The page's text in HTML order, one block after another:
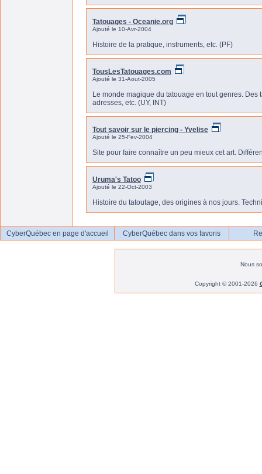
Tatouages - Oceanie.org
Ajouté le 10-Avr-2004
Histoire de la pratique, instruments, etc. (PF)
TousLesTatouages.com
Ajouté le 31-Aout-2005
Le monde magique du tatouage en tout genres.
adresses, etc. (UY, INT)
Tout savoir sur le piercing - Yvelise
Ajouté le 25-Fev-2004
Site pour faire connaître un peu mieux cet art.
Uruma's Tatoo
Ajouté le 22-Oct-2003
Histoire du tatoutage, des origines à nos jours.
CyberQuébec en page d'accueil CyberQuébec dans vos favoris
Nous
Copyright © 2001-2026